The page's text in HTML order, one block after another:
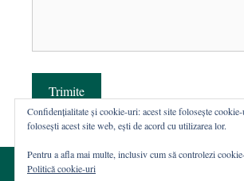
Trimite
Confidențialitate și cookie-uri: acest site folosește
folosești acest site web, ești de acord cu utilizarea lor.
Pentru a afla mai multe, inclusiv cum să controlezi
Politică cookie-uri